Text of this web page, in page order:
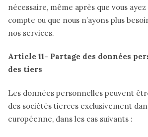
nécessaire, même après que vous
compte ou que nous n’ayons plus
nos services.
Article 11- Partage des données
des tiers
Les données personnelles peuvent
des sociétés tierces exclusivement
européenne, dans les cas suivants :